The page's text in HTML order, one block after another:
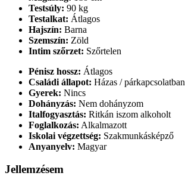
Testsúly: 90 kg
Testalkat: Átlagos
Hajszín: Barna
Szemszín: Zöld
Intim szőrzet: Szőrtelen
Pénisz hossz: Átlagos
Családi állapot: Házas / párkapcsolatban
Gyerek: Nincs
Dohányzás: Nem dohányzom
Italfogyasztás: Ritkán iszom alkoholt
Foglalkozás: Alkalmazott
Iskolai végzettség: Szakmunkásképző
Anyanyelv: Magyar
Jellemzésem